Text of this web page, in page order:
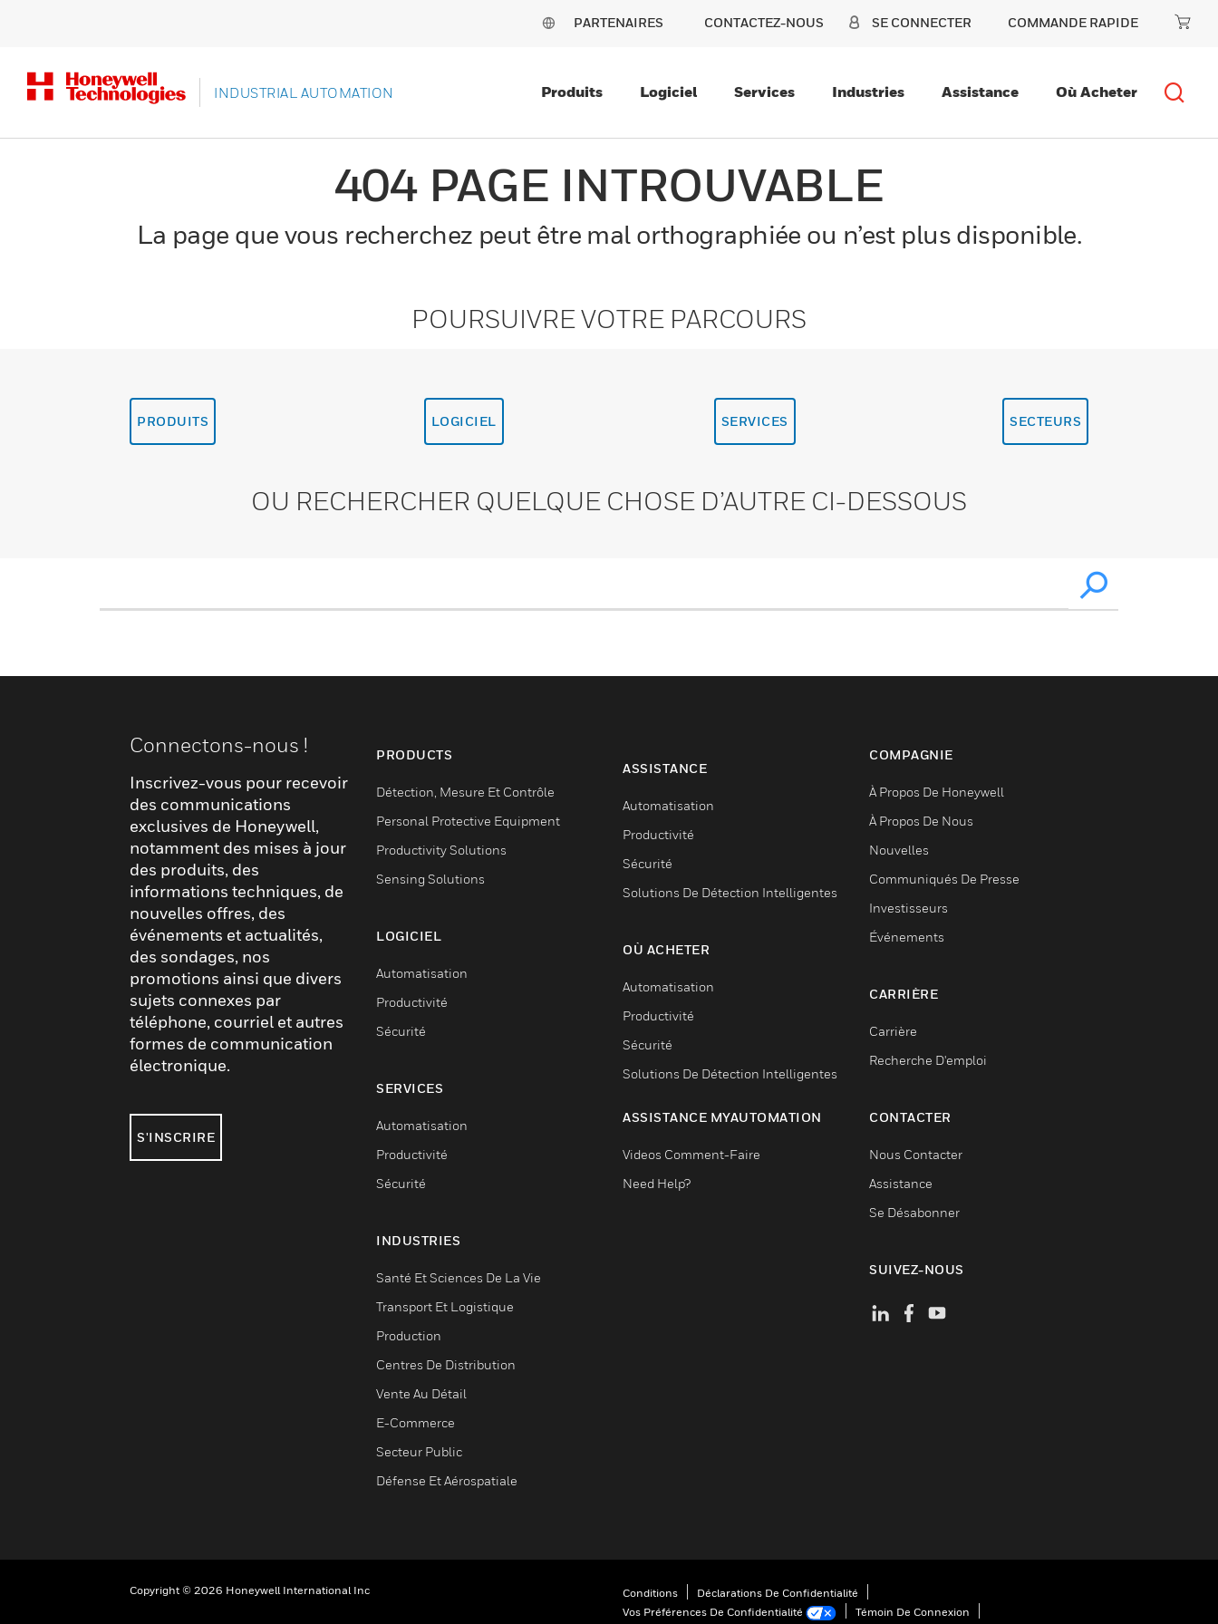
PARTENAIRES CONTACTEZ-NOUS SE CONNECTER COMMANDE RAPIDE
INDUSTRIAL AUTOMATION Produits Logiciel Services Industries Assistance Où Acheter
404 PAGE INTROUVABLE
La page que vous recherchez peut être mal orthographiée ou n’est plus disponible.
POURSUIVRE VOTRE PARCOURS
PRODUITS LOGICIEL SERVICES SECTEURS
OU RECHERCHER QUELQUE CHOSE D’AUTRE CI-DESSOUS
Connectons-nous !
Inscrivez-vous pour recevoir
des communications
exclusives de Honeywell,
notamment des mises à jour
des produits, des
informations techniques, de
nouvelles offres, des
événements et actualités,
des sondages, nos
promotions ainsi que divers
sujets connexes par
téléphone, courriel et autres
formes de communication
électronique.
S'INSCRIRE
PRODUCTS
Détection, Mesure Et Contrôle
Personal Protective Equipment
Productivity Solutions
Sensing Solutions
LOGICIEL
Automatisation
Productivité
Sécurité
SERVICES
Automatisation
Productivité
Sécurité
INDUSTRIES
Santé Et Sciences De La Vie
Transport Et Logistique
Production
Centres De Distribution
Vente Au Détail
E-Commerce
Secteur Public
Défense Et Aérospatiale
ASSISTANCE
Automatisation
Productivité
Sécurité
Solutions De Détection Intelligentes
OÙ ACHETER
Automatisation
Productivité
Sécurité
Solutions De Détection Intelligentes
ASSISTANCE MYAUTOMATION
Videos Comment-Faire
Need Help?
COMPAGNIE
À Propos De Honeywell
À Propos De Nous
Nouvelles
Communiqués De Presse
Investisseurs
Événements
CARRIÈRE
Carrière
Recherche D'emploi
CONTACTER
Nous Contacter
Assistance
Se Désabonner
SUIVEZ-NOUS
Copyright © 2026 Honeywell International Inc Conditions
Déclarations De Confidentialité
Vos Préférences De Confidentialité
Témoin De Connexion